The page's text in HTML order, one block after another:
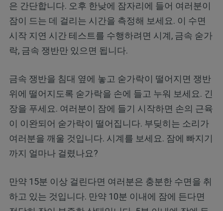
은 간단합니다. 오후 한낮에 잠자리에 들어 여러분이
잠이 드는 데 걸리는 시간을 측정해 보세요. 이 수면
시작 지연 시간 테스트를 수행하려면 시계, 금속 숟가
락, 금속 쟁반만 있으면 됩니다.
금속 쟁반을 침대 옆에 놓고 숟가락이 떨어지면 쟁반
위에 떨어지도록 숟가락을 손에 들고 누워 보세요. 긴
장을 푸세요. 여러분이 잠에 들기 시작하면 손의 근육
이 이완되어 숟가락이 떨어집니다. 부딪히는 소리가
여러분을 깨울 것입니다. 시계를 보세요. 잠에 빠지기
까지 얼마나 걸렸나요?
만약 15분 이상 걸린다면 여러분은 충분한 수면을 취
하고 있는 것입니다. 만약 10분 이내에 잠에 든다면